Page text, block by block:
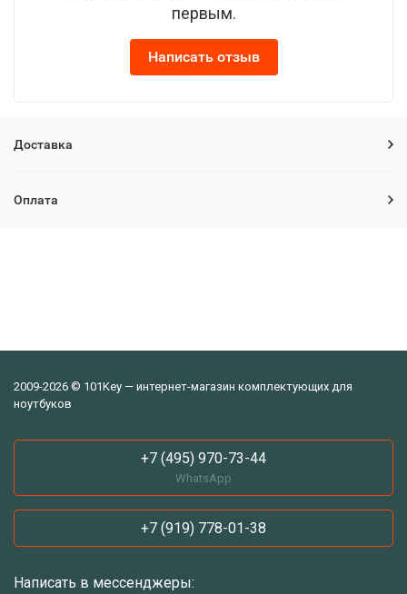
первым.
Написать отзыв
Доставка
Оплата
2009-2026 © 101Key — интернет-магазин комплектующих для
ноутбуков
+7 (495) 970-73-44
WhatsApp
+7 (919) 778-01-38
Написать в мессенджеры: